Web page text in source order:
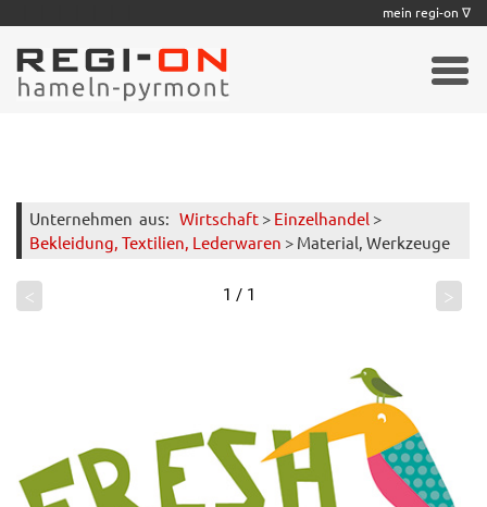
Unternehmen aus: Wirtschaft > Einzelhandel >
Bekleidung, Textilien, Lederwaren > Material, Werkzeuge
< 1 / 1 >
mein regi-on ∇